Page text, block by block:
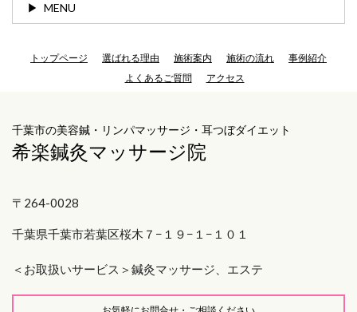
MENU
トップページ 選ばれる理由 施術案内 施術の流れ
事例紹介
よくあるご質問
アクセス
千葉市の美容鍼・リンパマッサージ・耳つぼダイエット
希楽鍼灸マッサージ院
〒264-0028
千葉県千葉市若葉区桜木７−１９−１−１０１
＜お取扱いサービス＞ 鍼灸マッサージ、エステ